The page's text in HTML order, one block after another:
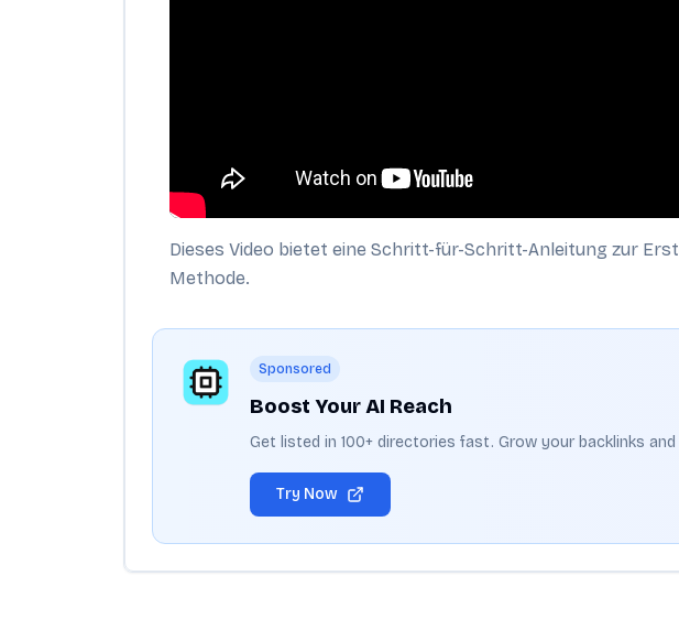
Dieses Video bietet eine Schritt-für-Schritt-Anleitung zur
Methode.
Sponsored
Boost Your AI Reach
Get listed in 100+ directories fast. Grow your backlinks
Try Now